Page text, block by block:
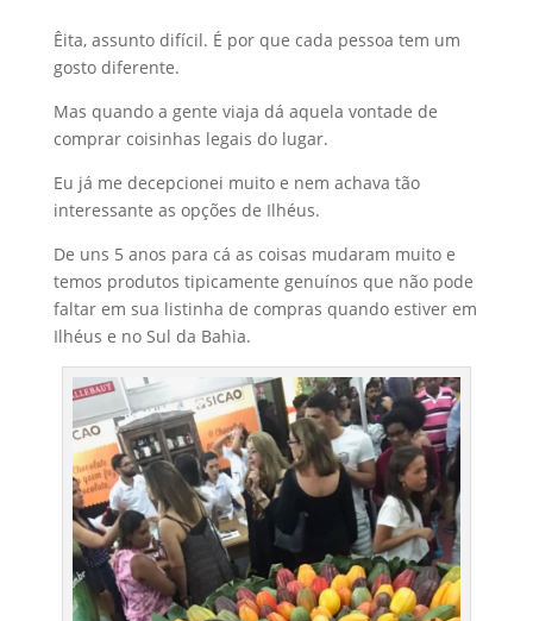
Êita, assunto difícil. É por que cada pessoa tem um
gosto diferente.
Mas quando a gente viaja dá aquela vontade de
comprar coisinhas legais do lugar.
Eu já me decepcionei muito e nem achava tão
interessante as opções de Ilhéus.
De uns 5 anos para cá as coisas mudaram muito e
temos produtos tipicamente genuínos que não pode
faltar em sua listinha de compras quando estiver em
Ilhéus e no Sul da Bahia.